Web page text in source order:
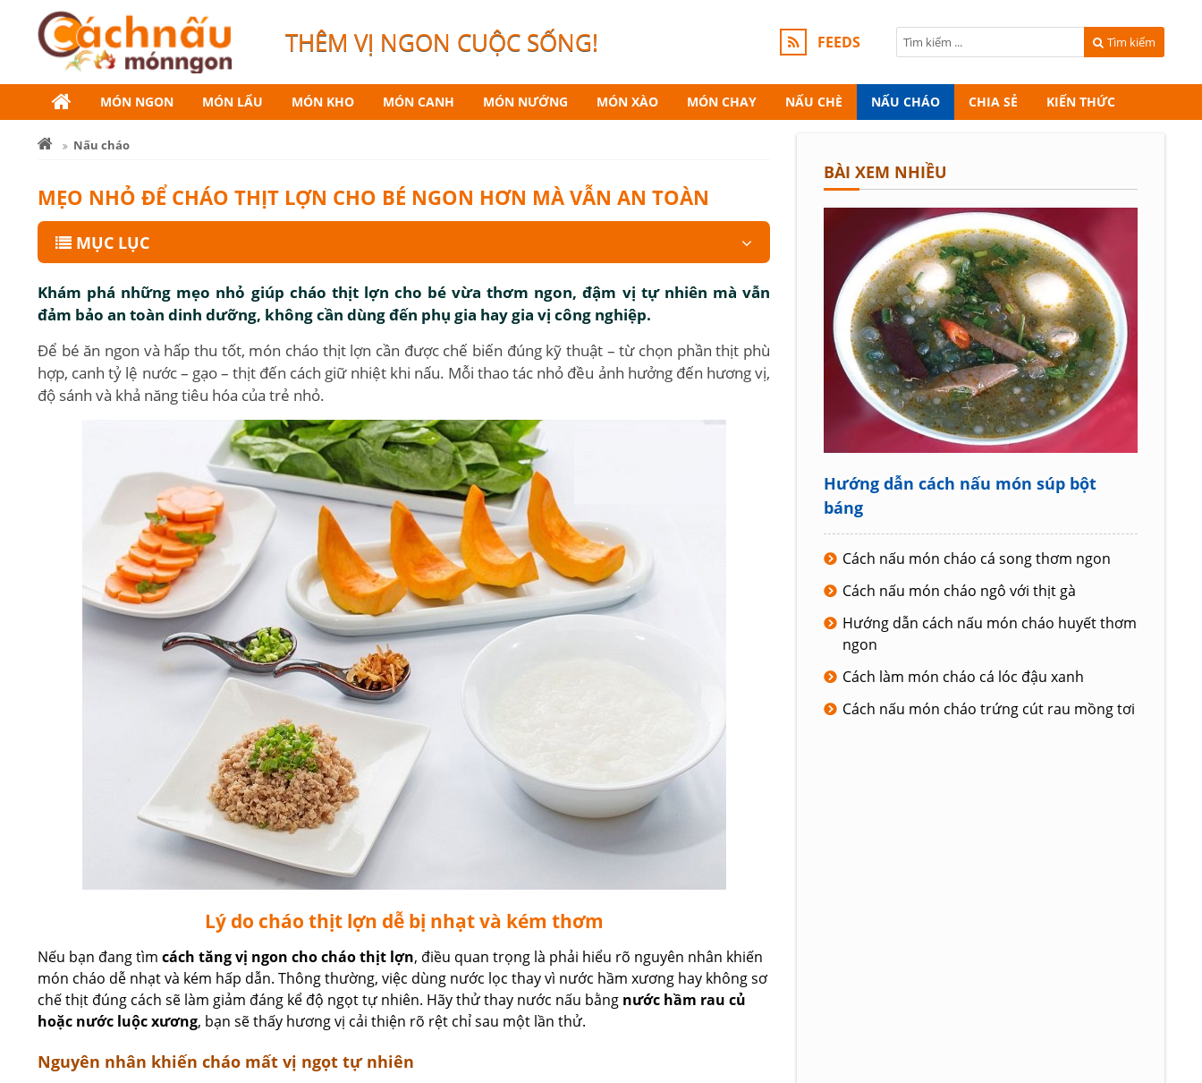
THÊM VỊ NGON CUỘC SỐNG! FEEDS Tìm kiếm
MÓN NGON MÓN LẨU MÓN KHO MÓN CANH MÓN NƯỚNG MÓN XÀO MÓN CHAY NẤU CHÈ NẤU CHÁO CHIA SẺ KIẾN THỨC
Nấu cháo
MẸO NHỎ ĐỂ CHÁO THỊT LỢN CHO BÉ NGON HƠN MÀ VẪN AN TOÀN
MỤC LỤC
Khám phá những mẹo nhỏ giúp cháo thịt lợn cho bé vừa thơm ngon, đậm vị tự nhiên mà vẫn
đảm bảo an toàn dinh dưỡng, không cần dùng đến phụ gia hay gia vị công nghiệp.
Để bé ăn ngon và hấp thu tốt, món cháo thịt lợn cần được chế biến đúng kỹ thuật – từ chọn phần thịt phù
hợp, canh tỷ lệ nước – gạo – thịt đến cách giữ nhiệt khi nấu. Mỗi thao tác nhỏ đều ảnh hưởng đến hương vị,
độ sánh và khả năng tiêu hóa của trẻ nhỏ.
Lý do cháo thịt lợn dễ bị nhạt và kém thơm
Nếu bạn đang tìm cách tăng vị ngon cho cháo thịt lợn, điều quan trọng là phải hiểu rõ nguyên nhân khiến
món cháo dễ nhạt và kém hấp dẫn. Thông thường, việc dùng nước lọc thay vì nước hầm xương hay không sơ
chế thịt đúng cách sẽ làm giảm đáng kể độ ngọt tự nhiên. Hãy thử thay nước nấu bằng nước hầm rau củ
hoặc nước luộc xương, bạn sẽ thấy hương vị cải thiện rõ rệt chỉ sau một lần thử.
Nguyên nhân khiến cháo mất vị ngọt tự nhiên
BÀI XEM NHIỀU
Hướng dẫn cách nấu món súp bột
báng
Cách nấu món cháo cá song thơm ngon
Cách nấu món cháo ngô với thịt gà
Hướng dẫn cách nấu món cháo huyết thơm
ngon
Cách làm món cháo cá lóc đậu xanh
Cách nấu món cháo trứng cút rau mồng tơi